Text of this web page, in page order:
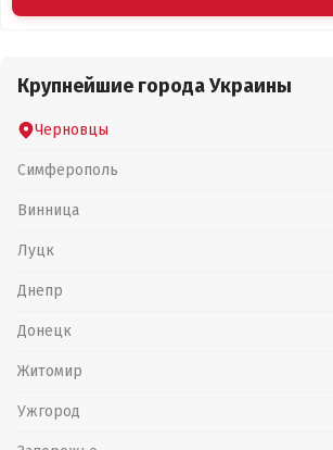
Крупнейшие города Украины
Черновцы
Симферополь
Винница
Луцк
Днепр
Донецк
Житомир
Ужгород